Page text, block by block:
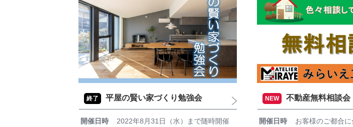
終了 平屋の賢い家づくり勉強会
開催日時
2022年8月31日（水）まで随時開催
NEW 不動産無料相談会
開催日時 お客様のご都合